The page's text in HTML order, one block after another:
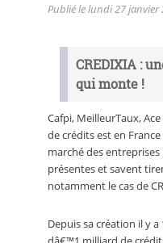
Publié lelundi 27 janvier
CREDIXIA :
qui monte !
Cafpi, MeilleurTaux,
de crédits est en
marché des
présentes et savent
notamment le cas de
Depuis sa création il y a